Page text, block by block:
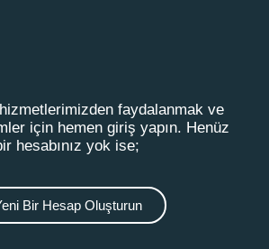
faydalanmak ve
için hemen giriş yapın. Henüz
hesabınız yok ise;
Bir Hesap Oluşturun